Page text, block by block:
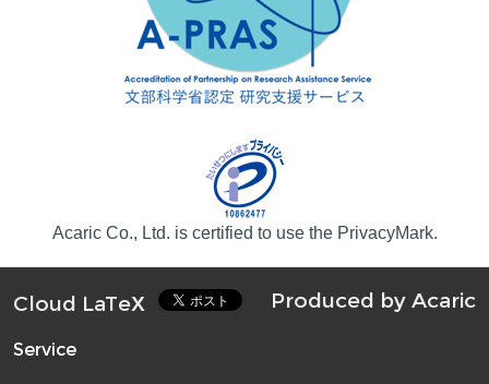
Acaric Co., Ltd. is certified to use the PrivacyMark.
Produced by Acaric
Cloud LaTeX
Service